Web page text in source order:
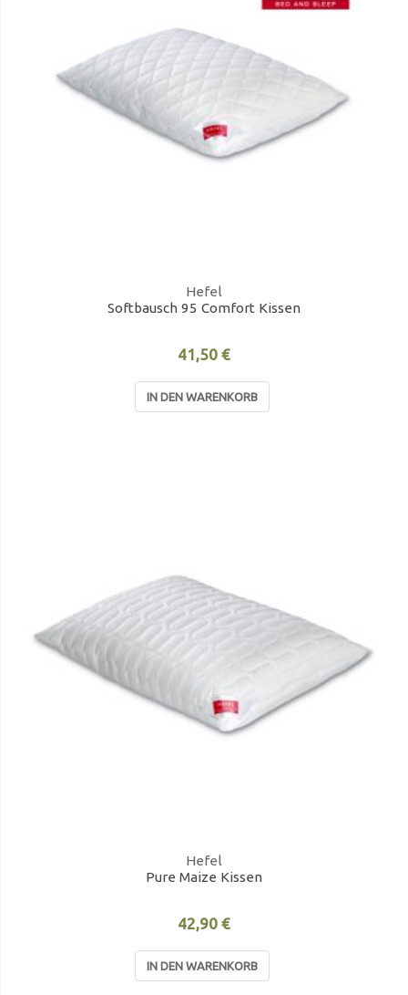
Hefel
Softbausch 95 Comfort Kissen
41,50 €
IN DEN WARENKORB
Hefel
Pure Maize Kissen
42,90 €
IN DEN WARENKORB